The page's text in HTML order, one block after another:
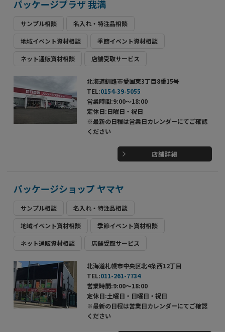
パッケージプラザ 我満
サンプル相談 名入れ・特注品相談
地域イベント資材相談 季節イベント資材相談
ネット通販資材相談 店舗受取サービス
北海道釧路市愛国東3丁目8番15号
TEL:0154-39-5055
営業時間:9:00～18:00
定休日:日曜日・祝日
※最新の日程は営業日カレンダーにてご確認
ください
店舗詳細
パッケージショップ ヤマヤ
サンプル相談 名入れ・特注品相談
地域イベント資材相談 季節イベント資材相談
ネット通販資材相談 店舗受取サービス
北海道札幌市中央区北4条西12丁目
TEL:011-261-7734
営業時間:9:00～18:00
定休日:土曜日・日曜日・祝日
※最新の日程は営業日カレンダーにてご確認
ください